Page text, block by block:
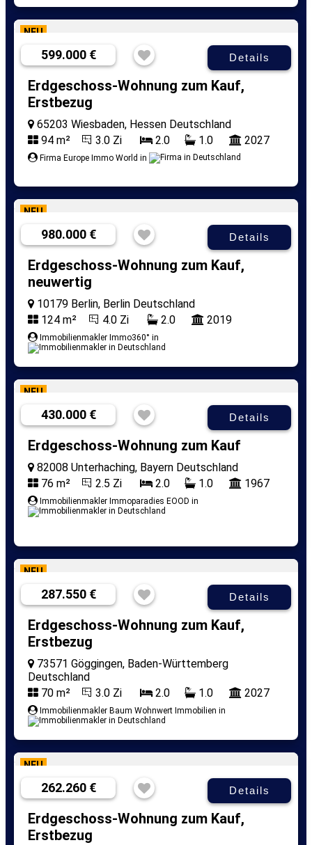
NEU
599.000 € Details
Erdgeschoss-Wohnung zum Kauf,
Erstbezug
65203 Wiesbaden, Hessen Deutschland
94 m²
3.0 Zi 2.0 1.0 2027
Firma Europe Immo World in
NEU
980.000 € Details
Erdgeschoss-Wohnung zum Kauf,
neuwertig
10179 Berlin, Berlin Deutschland
124 m²
4.0 Zi 2.0 2019
Immobilienmakler Immo360° in
NEU
430.000 € Details
Erdgeschoss-Wohnung zum Kauf
82008 Unterhaching, Bayern Deutschland
76 m²
2.5 Zi 2.0 1.0 1967
Immobilienmakler Immoparadies EOOD in
NEU
287.550 € Details
Erdgeschoss-Wohnung zum Kauf,
Erstbezug
73571 Göggingen, Baden-Württemberg
Deutschland
70 m²
3.0 Zi 2.0 1.0 2027
Immobilienmakler Baum Wohnwert Immobilien in
NEU
262.260 € Details
Erdgeschoss-Wohnung zum Kauf,
Erstbezug